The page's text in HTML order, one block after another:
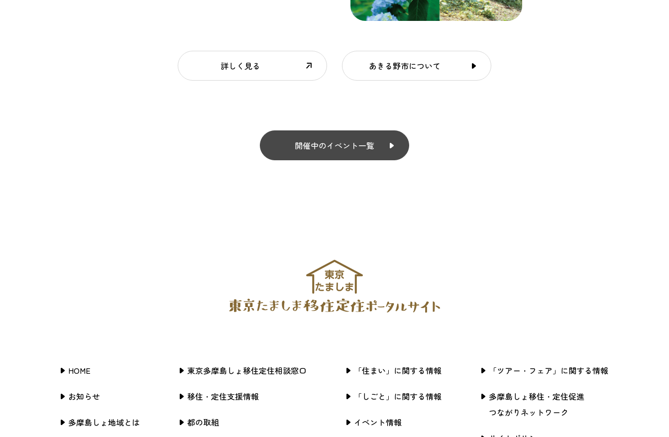
詳しく見る あきる野市について
開催中のイベント一覧
HOME
お知らせ
多摩島しょ地域とは
東京多摩島しょ移住定住相談窓口
移住・定住支援情報
都の取組
「住まい」に関する情報
「しごと」に関する情報
イベント情報
「ツアー・フェア」に関する情報
多摩島しょ移住・定住促進
つながりネットワーク